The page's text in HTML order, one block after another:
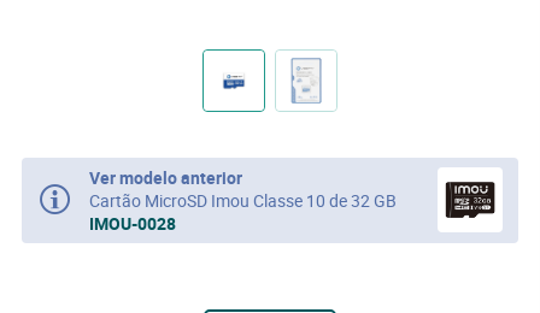
Ver modelo anterior
Cartão MicroSD Imou Classe 10 de 32 GB
IMOU-0028